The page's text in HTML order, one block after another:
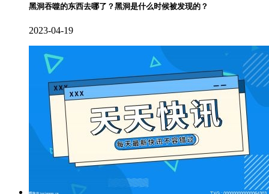
黑洞吞噬的东西去哪了？黑洞是什么时候被发现的？
2023-04-19